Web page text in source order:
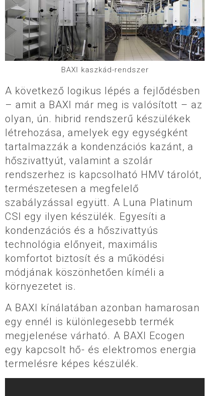
BAXI kaszkád-rendszer
A következő logikus lépés a fejlődésben
– amit a BAXI már meg is valósított – az
olyan, ún. hibrid rendszerű készülékek
létrehozása, amelyek egy egységként
tartalmazzák a kondenzációs kazánt, a
hőszivattyút, valamint a szolár
rendszerhez is kapcsolható HMV tárolót,
természetesen a megfelelő
szabályzással együtt. A Luna Platinum
CSI egy ilyen készülék. Egyesíti a
kondenzációs és a hőszivattyús
technológia előnyeit, maximális
komfortot biztosít és a működési
módjának köszönhetően kíméli a
környezetet is.
A BAXI kínálatában azonban hamarosan
egy ennél is különlegesebb termék
megjelenése várható. A BAXI Ecogen
egy kapcsolt hő- és elektromos energia
termelésre képes készülék.